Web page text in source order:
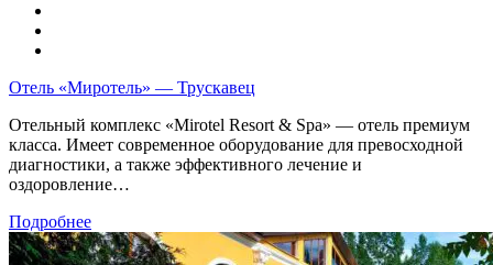
Отель «Миротель» — Трускавец
Отельный комплекс «Mirotel Resort & Spa» — отель премиум
класса. Имеет современное оборудование для превосходной
диагностики, а также эффективного лечение и
оздоровление…
Подробнее